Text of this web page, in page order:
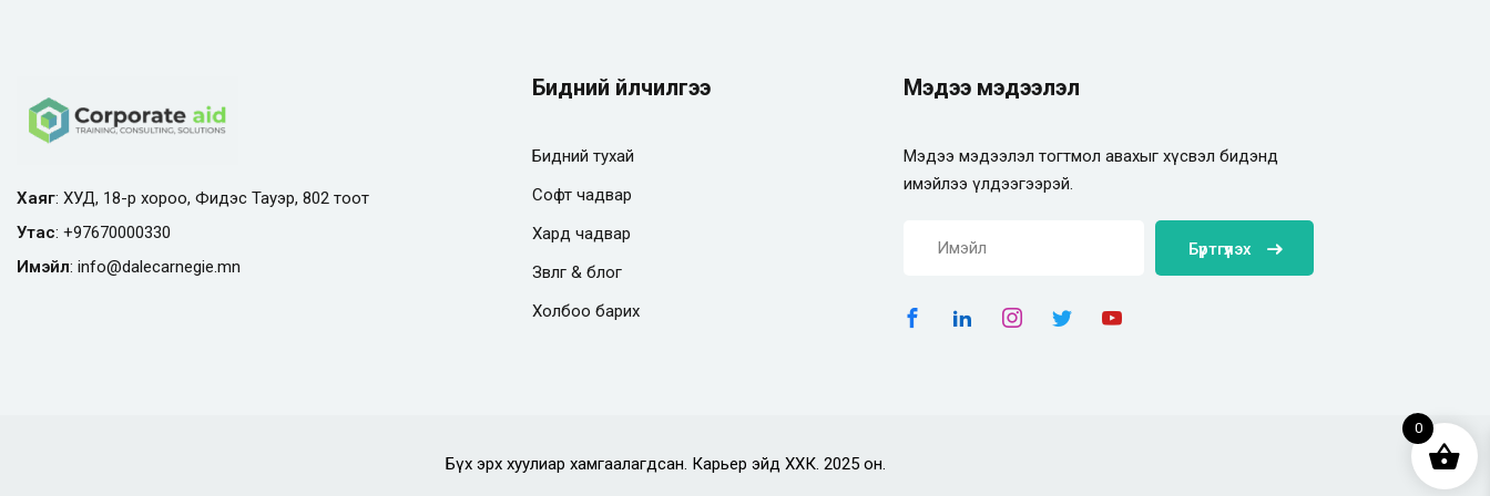
Хаяг: ХУД, 18-р хороо, Фидэс Тауэр, 802 тоот
Утас: +97670000330
Имэйл: info@dalecarnegie.mn
Бидний үйлчилгээ
Бидний тухай
Софт чадвар
Хард чадвар
Зөвлөгөө & блог
Холбоо барих
Мэдээ мэдээлэл
Мэдээ мэдээлэл тогтмол авахыг хүсвэл бидэнд
имэйлээ үлдээгээрэй.
Бүртгүүлэх
Бүх эрх хуулиар хамгаалагдсан. Карьер эйд ХХК. 2025 он.
0